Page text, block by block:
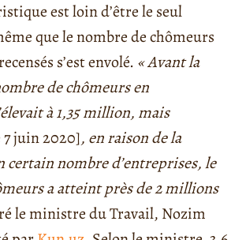
est loin d’être le seul
que le nombre de chômeurs
s’est envolé. « Avant la
de chômeurs en
à 1,35 million, mais
7 juin 2020], en raison de la
certain nombre d’entreprises, le
a atteint près de 2 millions
le ministre du Travail, Nozim